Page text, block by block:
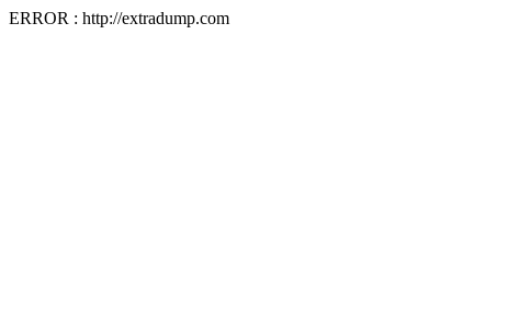
ERROR : http://extradump.com